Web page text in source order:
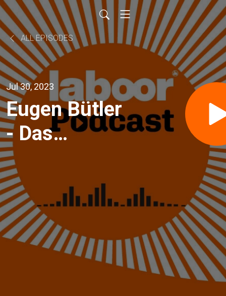
ALL EPISODES
Jul 30, 2023
Eugen Bütler
- Das
Wiederfinden
wahrer Tiefe
und
Erfüllung